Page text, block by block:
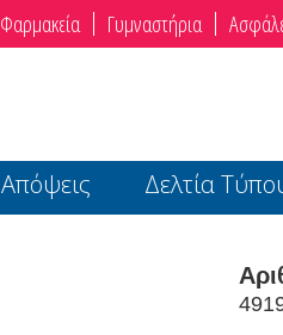
Φαρμακεία Γυμναστήρια
Απόψεις Δελτία